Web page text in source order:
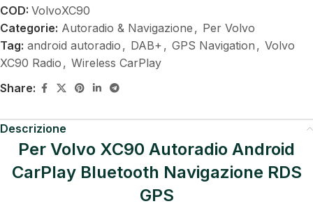
COD: VolvoXC90
Categorie: Autoradio & Navigazione , Per Volvo
Tag: android autoradio , DAB+ , GPS Navigation , Volvo
XC90 Radio , Wireless CarPlay
Share:
Descrizione
Per Volvo XC90 Autoradio Android
CarPlay Bluetooth Navigazione RDS
GPS